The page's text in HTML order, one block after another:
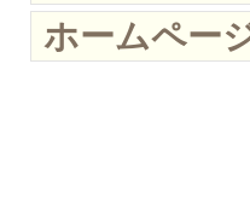
ホームペー